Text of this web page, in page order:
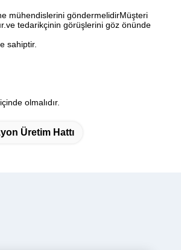
mühendislerini göndermelidirMüşteri
tedarikçinin görüşlerini göz önünde
sahiptir.
olmalıdır.
Üretim Hattı